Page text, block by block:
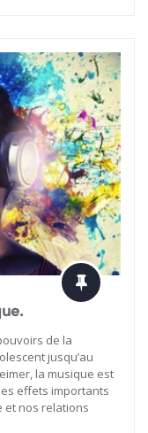
de la
jusqu’au
la musique est
effets importants
et nos relations